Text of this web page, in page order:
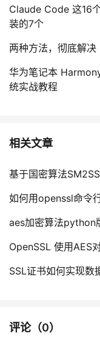
Claude Code 这16
装的7个
两种方法，彻底解
华为笔记本
统实战教程
相关文章
基于国密算法
如何用openssl命令
aes加密算法python
OpenSSL 使用AES
SSL证书如何实现数
评论（0）